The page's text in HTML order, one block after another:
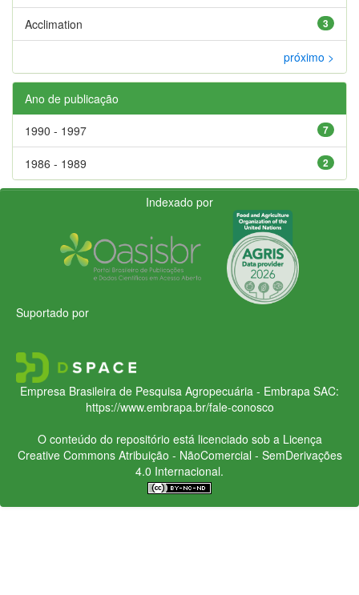
3
Acclimation
próximo >
Ano de publicação
7
1990 - 1997
2
1986 - 1989
Indexado por
Suportado por
Empresa Brasileira de Pesquisa Agropecuária - Embrapa SAC:
https://www.embrapa.br/fale-conosco
O conteúdo do repositório está licenciado sob a Licença
Creative CommonsAtribuição - NãoComercial - SemDerivações
4.0 Internacional.